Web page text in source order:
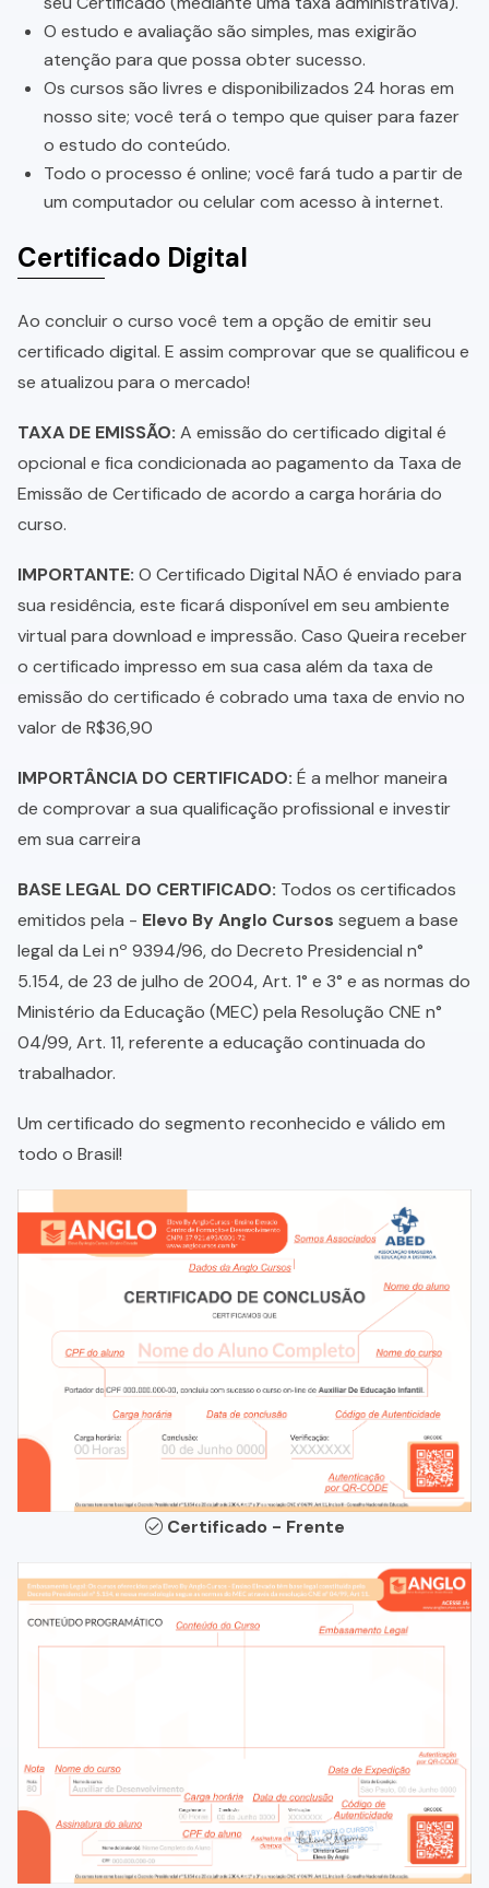
O estudo e avaliação são simples, mas exigirão
atenção para que possa obter sucesso.
Os cursos são livres e disponibilizados 24 horas em
nosso site; você terá o tempo que quiser para fazer
o estudo do conteúdo.
Todo o processo é online; você fará tudo a partir de
um computador ou celular com acesso à internet.
Certificado Digital
Ao concluir o curso você tem a opção de emitir seu
certificado digital. E assim comprovar que se qualificou e
se atualizou para o mercado!
TAXA DE EMISSÃO: A emissão do certificado digital é
opcional e fica condicionada ao pagamento da Taxa de
Emissão de Certificado de acordo a carga horária do
curso.
IMPORTANTE: O Certificado Digital NÃO é enviado para
sua residência, este ficará disponível em seu ambiente
virtual para download e impressão. Caso Queira receber
o certificado impresso em sua casa além da taxa de
emissão do certificado é cobrado uma taxa de envio no
valor de R$36,90
IMPORTÂNCIA DO CERTIFICADO: É a melhor maneira
de comprovar a sua qualificação profissional e investir
em sua carreira
BASE LEGAL DO CERTIFICADO: Todos os certificados
emitidos pela - Elevo By Anglo Cursos seguem a base
legal da Lei nº 9394/96, do Decreto Presidencial n°
5.154, de 23 de julho de 2004, Art. 1° e 3° e as normas do
Ministério da Educação (MEC) pela Resolução CNE n°
04/99, Art. 11, referente a educação continuada do
trabalhador.
Um certificado do segmento reconhecido e válido em
todo o Brasil!
Certificado - Frente